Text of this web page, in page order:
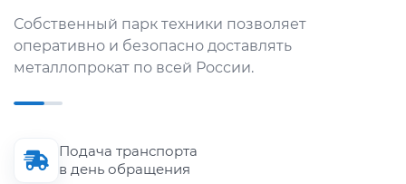
Собственный парк техники позволяет
оперативно и безопасно доставлять
металлопрокат по всей России.
Подача транспорта
в день обращения